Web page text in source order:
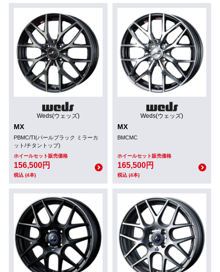
Weds(ウェッズ)
MX
PBMC/TI(パールブラック ミラーカ
ット/チタントップ)
ホイールセット販売価格
156,500円
税込 (4本)
Weds(ウェッズ)
MX
BMCMC
ホイールセット販売価格
165,500円
税込 (4本)